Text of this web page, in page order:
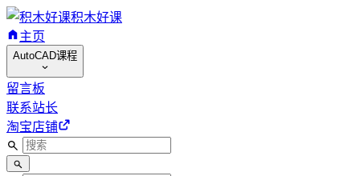
积木好课
主页
AutoCAD课程
留言板
联系站长
淘宝店铺